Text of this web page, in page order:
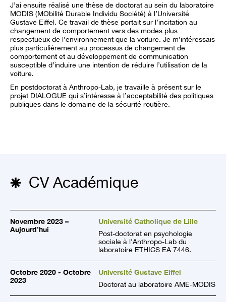
J’ai ensuite réalisé une thèse de doctorat au sein du laboratoire
MODIS (MObilité Durable Individu Société) à l’Université
Gustave Eiffel. Ce travail de thèse portait sur l’incitation au
changement de comportement vers des modes plus
respectueux de l’environnement que la voiture. Je m’intéressais
plus particulièrement au processus de changement de
comportement et au développement de communication
susceptible d’induire une intention de réduire l’utilisation de la
voiture.
En postdoctorat à Anthropo-Lab, je travaille à présent sur le
projet DIALOGUE qui s’intéresse à l’acceptabilité des politiques
publiques dans le domaine de la sécurité routière.
CV Académique
Novembre 2023 –
Aujourd’hui
Université Catholique de Lille
Post-doctorat en psychologie
sociale à l'Anthropo-Lab du
laboratoire ETHICS EA 7446.
Octobre 2020 - Octobre
2023
Université Gustave Eiffel
Doctorat au laboratoire AME-MODIS